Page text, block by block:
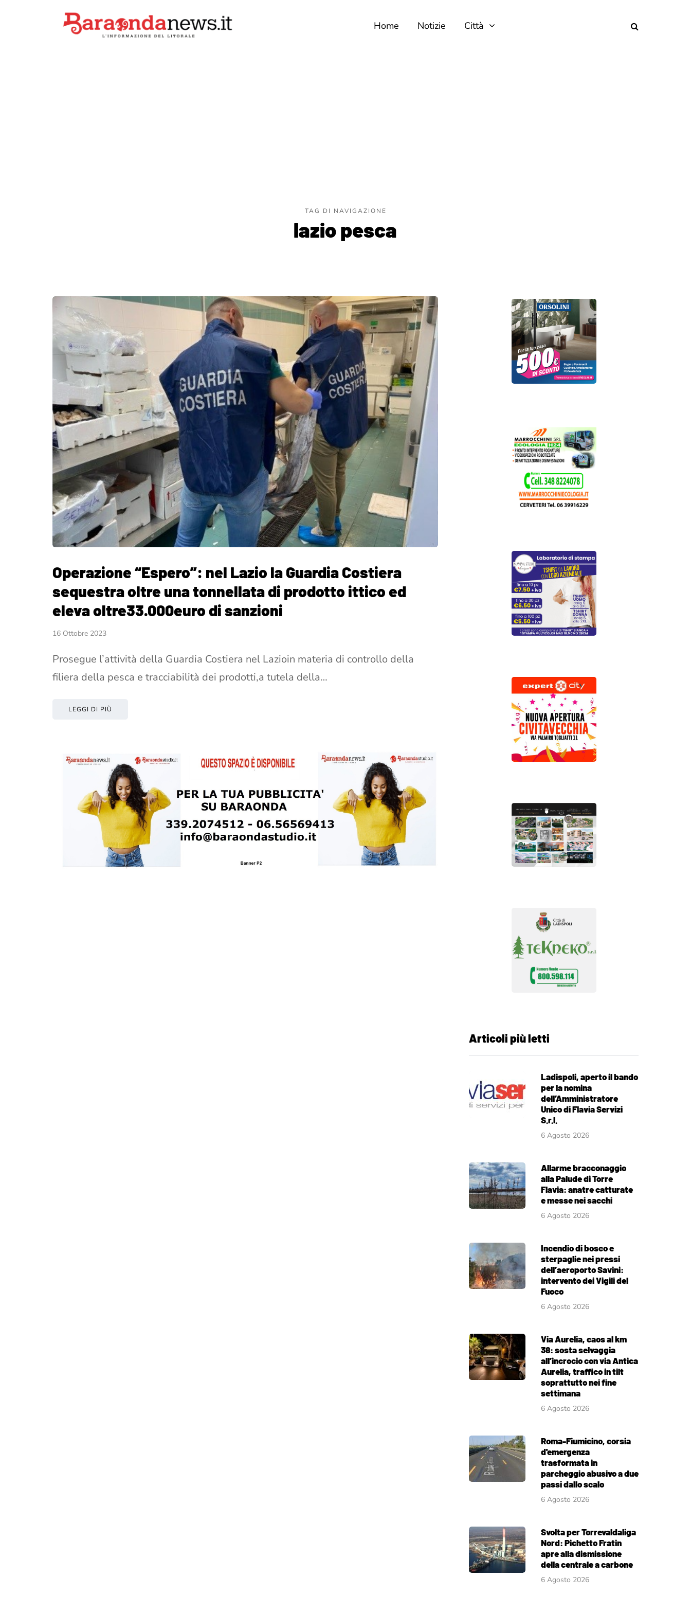
Home Notizie Città
TAG DI NAVIGAZIONE
lazio pesca
Operazione “Espero”: nel Lazio la Guardia Costiera
sequestra oltre una tonnellata di prodotto ittico ed
eleva oltre33.000euro di sanzioni
16 Ottobre 2023
Prosegue l’attività della Guardia Costiera nel Lazioin materia di controllo della
filiera della pesca e tracciabilità dei prodotti,a tutela della…
LEGGI DI PIÙ
Articoli più letti
Ladispoli, aperto il bando
per la nomina
dell’Amministratore
Unico di Flavia Servizi
S.r.l.
6 Agosto 2026
Allarme bracconaggio
alla Palude di Torre
Flavia: anatre catturate
e messe nei sacchi
6 Agosto 2026
Incendio di bosco e
sterpaglie nei pressi
dell’aeroporto Savini:
intervento dei Vigili del
Fuoco
6 Agosto 2026
Via Aurelia, caos al km
38: sosta selvaggia
all’incrocio con via Antica
Aurelia, traffico in tilt
soprattutto nei fine
settimana
6 Agosto 2026
Roma-Fiumicino, corsia
d'emergenza
trasformata in
parcheggio abusivo a due
passi dallo scalo
6 Agosto 2026
Svolta per Torrevaldaliga
Nord: Pichetto Fratin
apre alla dismissione
della centrale a carbone
6 Agosto 2026